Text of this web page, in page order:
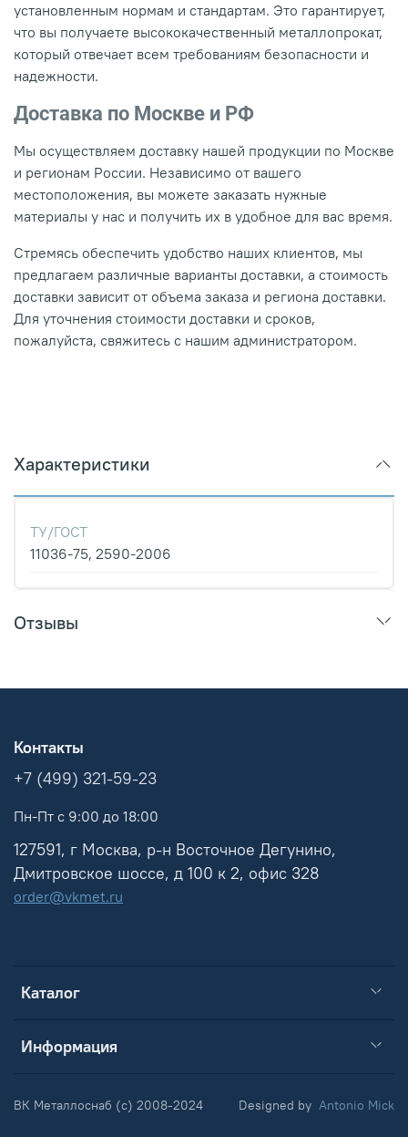
установленным нормам и стандартам. Это гарантирует,
что вы получаете высококачественный металлопрокат,
который отвечает всем требованиям безопасности и
надежности.
Доставка по Москве и РФ
Мы осуществляем доставку нашей продукции по Москве
и регионам России. Независимо от вашего
местоположения, вы можете заказать нужные
материалы у нас и получить их в удобное для вас время.
Стремясь обеспечить удобство наших клиентов, мы
предлагаем различные варианты доставки, а стоимость
доставки зависит от объема заказа и региона доставки.
Для уточнения стоимости доставки и сроков,
пожалуйста, свяжитесь с нашим администратором.
Характеристики
ТУ/ГОСТ
11036-75, 2590-2006
Отзывы
Каталог
Информация
Контакты
+7 (499) 321-59-23
Пн-Пт с 9:00 до 18:00
127591, г Москва, р-н Восточное Дегунино,
Дмитровское шоссе, д 100 к 2, офис 328
order@vkmet.ru
ВК Металлоснаб (c) 2008-2024 Designed by Antonio Mick